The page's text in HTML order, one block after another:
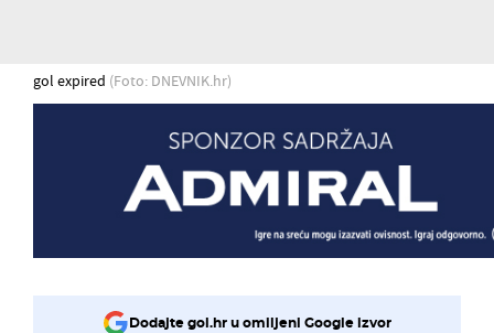
gol expired (Foto: DNEVNIK.hr)
Dodajte gol.hr u omiljeni Google izvor